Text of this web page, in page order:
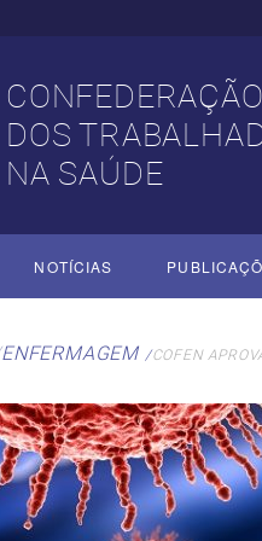
DOS
NA SAÚDE
NOTÍCIAS
ENFERMAGEM COFEN